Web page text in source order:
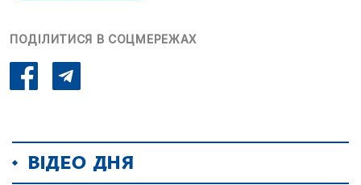
ПОДІЛИТИСЯ В СОЦМЕРЕЖАХ
ВІДЕО ДНЯ